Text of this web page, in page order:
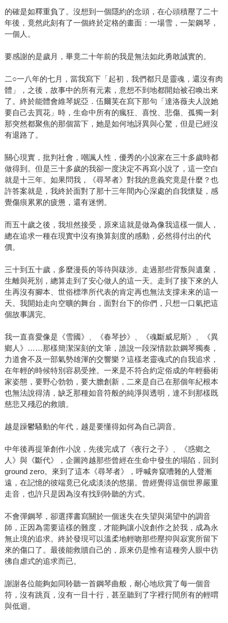
的確是如釋重負了。沒想到一個隱約的念頭，在心頭積壓了二十
年後，竟然此刻有了一個終於定格的畫面：一場雪，一架鋼琴，
一個人。
要感謝的是歲月，畢竟二十年前的我是無法如此勇敢誠實的。
二○一八年的七月，當我寫下「起初，我們都只是靈魂，還沒有肉
體」，之後，故事中的所有元素，意想不到地都開始被召喚出來
了。終於能體會維琴妮亞．伍爾芙在寫下那句「達洛薇夫人說她
要自己去買花」時，生命中所有的瘋狂、喜悅、悲傷、孤獨一剎
那突然都聚焦的那個當下，她是如何地訝異與心驚，但是已經沒
有退路了。
關心現實，批判社會，嘲諷人性，優秀的小說家在三十多歲時都
做得到。但是三十多歲的我卻一度決定不再寫小說了，這一空白
就是十三年。如果問我，《尋琴者》對我的意義究竟是什麼？也
許答案就是，我終於面對了那十三年間內心深處的自我懷疑，感
覺傷痕累累的疲憊，還有迷惘。
而五十歲之後，我坦然接受，原來這就是做為像我這樣一個人，
總在追求一種在現實中沒有換算刻度的感動，必然得付出的代
價。
三十到五十歲，多麼漫長的等待與跋涉。走過那些背叛與遺棄，
生離與死別，總算走到了安心做人的這一天。走到了接下來的人
生再沒有腳本、世俗標準所代表的肯定再也無法支撐未來的這一
天。我開始走向空曠的舞台，面對台下的你們，只想一口氣把這
個故事講完。
我一直喜愛像是《雪國》、《春琴抄》、《魂斷威尼斯》、《異
鄉人》……那樣簡潔深刻的文筆，誰說一段深情款款鋼琴獨奏，
力道會不及一部氣勢雄渾的交響樂？這樣老靈魂式的自我追求，
在年輕的時候特別容易受挫。一來是不符合約定俗成的年輕藝術
家姿態，要野心勃勃，要大膽創新，二來是自己在那個年紀根本
也無法說得清，缺乏那種如音符般的純淨與透明，達不到那樣既
慈悲又殘忍的救贖。
越是躁鬱騷動的年代，越是要懂得如何為自己調音。
中年後再提筆創作小說，先後完成了《夜行之子》、《惑鄉之
人》與《斷代》，企圖跨越那些曾經在生命中發生的塌陷，回到
ground zero。來到了這本《尋琴者》，呼喊奔竄嘈雜的人聲漸
遠，在記憶的彼端竟已化成淡淡的悠揚。曾經覺得這個世界嚴重
走音，也許只是因為沒有找到聆聽的方式。
不會彈鋼琴，卻選擇書寫關於一個迷失在失望與渴望中的調音
師，正因為需要這樣的難度，才能夠讓小說創作之於我，成為永
無止境的追求。終於發現可以溫柔地輕吻那些壓抑與寂寞所留下
來的傷口了。最後能救贖自己的，原來仍是惟有這種旁人眼中彷
彿自虐式的追求而已。
謝謝各位能夠如同聆聽一首鋼琴曲般，耐心地欣賞了每一個音
符，沒有跳頁，沒有一目十行，甚至聽到了字裡行間所有的輕喟
與低迴。